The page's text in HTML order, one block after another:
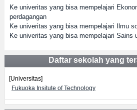
Ke univeritas yang bisa mempelajari
perdagangan
Ke univeritas yang bisa mempelajari Ilmu
Ke univeritas yang bisa mempelajari Sains
Daftar sekolah yang
[Universitas]
Fukuoka Insitute of Technology